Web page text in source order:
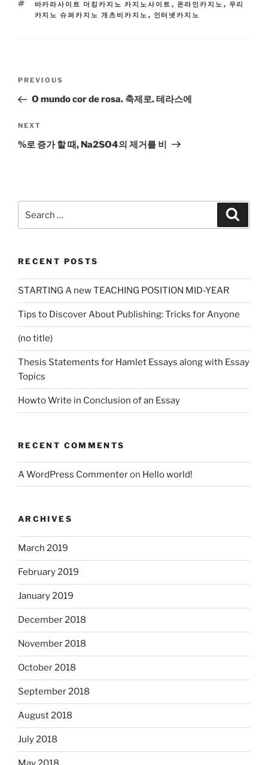
TAGS
바카라사이트 더킹카지노 카지노사이트 , 온라인카지노 , 우리
카지노 슈퍼카지노 개츠비카지노 , 인터넷카지노
Previous
Post
PREVIOUS
O mundo cor de rosa. 축제로. 테라스에
Next
Post
NEXT
%로 증가 할 때, Na2SO4의 제거를 비
for:
RECENT POSTS
STARTING A new TEACHING POSITION MID-YEAR
Tips to Discover About Publishing: Tricks for Anyone
(no title)
Thesis Statements for Hamlet Essays along with Essay
Topics
Howto Write in Conclusion of an Essay
RECENT COMMENTS
A WordPress Commenteron Hello world!
ARCHIVES
March 2019
February 2019
January 2019
December 2018
November 2018
October 2018
September 2018
August 2018
July 2018